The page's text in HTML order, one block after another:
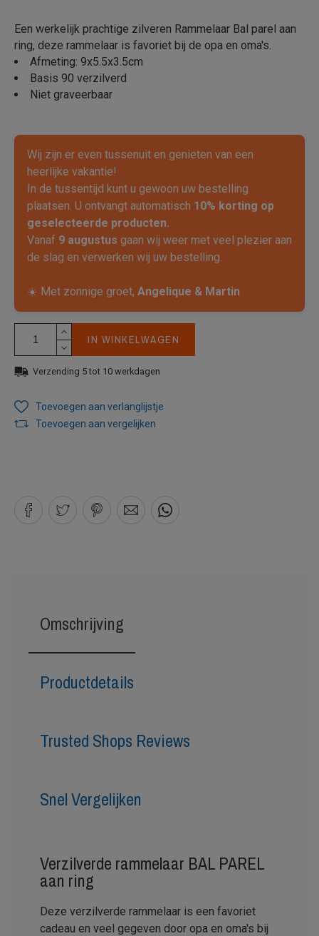
Een werkelijk prachtige zilveren Rammelaar Bal parel aan
ring, deze rammelaar is favoriet bij de opa en oma's.
Afmeting: 9x5.5x3.5cm
Basis 90 verzilverd
Niet graveerbaar
Wij zijn er even tussenuit en genieten van een
heerlijke vakantie!
In de tussentijd kunt u gewoon uw bestelling
plaatsen. U ontvangt automatisch 10% korting op
geselecteerde producten.
Vanaf 9 augustus gaan wij weer met veel plezier aan
de slag en verwerken wij uw bestelling.
☀️ Met zonnige groet, Angelique & Martin
IN WINKELWAGEN
Verzending 5 tot 10 werkdagen
Toevoegen aan verlanglijstje
Toevoegen aan vergelijken
Omschrijving
Productdetails
Trusted Shops Reviews
Snel Vergelijken
Verzilverde rammelaar BAL PAREL
aan ring
Deze verzilverde rammelaar is een favoriet
cadeau en veel gegeven door opa en oma's bij